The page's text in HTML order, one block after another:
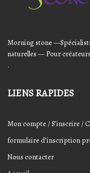
Morning stone
naturelles — Pour
.
LIENS RAPIDES
Mon compte / S’inscrire /
formulaire d’inscription
Nous contacter